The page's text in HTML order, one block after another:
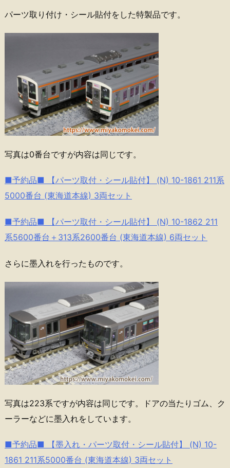
パーツ取り付け・シール貼付をした特製品です。
写真は0番台ですが内容は同じです。
■予約品■ 【パーツ取付・シール貼付】 (N) 10-1861 211系
5000番台 (東海道本線) 3両セット
■予約品■ 【パーツ取付・シール貼付】 (N) 10-1862 211
系5600番台＋313系2600番台 (東海道本線) 6両セット
さらに墨入れを行ったものです。
写真は223系ですが内容は同じです。ドアの当たりゴム、ク
ーラーなどに墨入れをしています。
■予約品■ 【墨入れ・パーツ取付・シール貼付】 (N) 10-
1861 211系5000番台 (東海道本線) 3両セット